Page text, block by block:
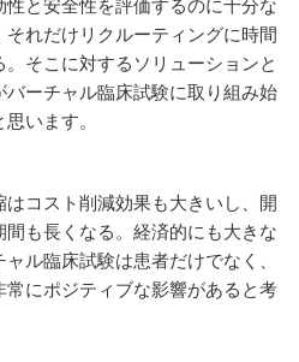
と安全性を評価するのに十分な
れだけリクルーティングに時間
そこに対するソリューションと
バーチャル臨床試験に取り組み始
います。
コスト削減効果も大きいし、開
も長くなる。経済的にも大きな
ル臨床試験は患者だけでなく、
にポジティブな影響があると考